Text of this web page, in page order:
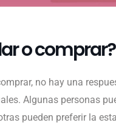
o comprar?
no hay una
Algunas personas
pueden preferir la